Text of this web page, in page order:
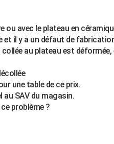
ou avec le plateau en
et il y a un défaut de
au plateau est
une table de ce prix.
au SAV du magasin.
problème ?